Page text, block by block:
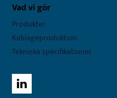
Vad vi gör
Produkter
Kablageproduktion
Tekniska specifikationer